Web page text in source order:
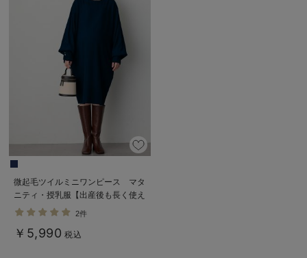
微起毛ツイルミニワンピース マタ
ニティ・授乳服【出産後も長く使え
る】
2件
￥5,990 税込